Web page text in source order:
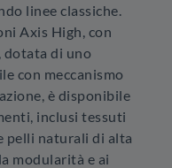
linee classiche.
Axis High, con
dotata di uno
con meccanismo
è disponibile
inclusi tessuti
pelli naturali di alta
modularità e ai